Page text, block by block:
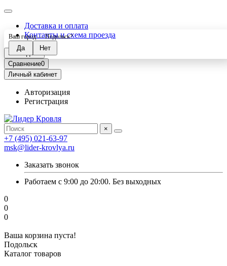
Доставка и оплата
Контакты и схема проезда
Закладки0
Сравнение0
Личный кабинет
Авторизация
Регистрация
×
+7 (495) 021-63-97
msk@lider-krovlya.ru
Заказать звонок
Работаем с 9:00 до 20:00. Без выходных
0
0
0
Ваша корзина пуста!
Подольск
Ваш город —Подольск?
Каталог товаров